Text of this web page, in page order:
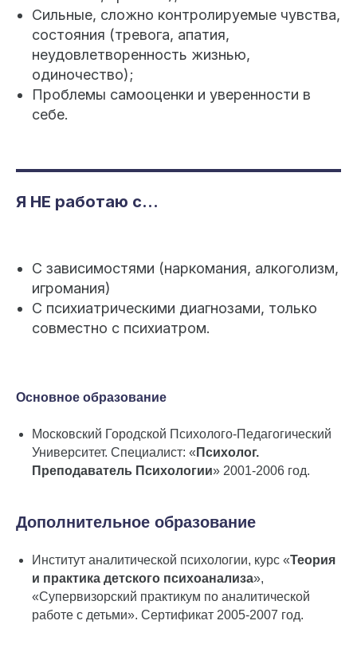
Сильные, сложно контролируемые чувства,
состояния (тревога, апатия,
неудовлетворенность жизнью,
одиночество);
Проблемы самооценки и уверенности в
себе.
Я НЕ работаю с...
С зависимостями (наркомания, алкоголизм,
игромания)
С психиатрическими диагнозами, только
совместно с психиатром.
Основное образование
Московский Городской Психолого-Педагогический
Университет. Специалист: « Психолог.
Преподаватель Психологии» 2001-2006 год.
Дополнительное образование
Институт аналитической психологии, курс «Теория
и практика детского психоанализа»,
«Супервизорский практикум по аналитической
работе с детьми». Сертификат 2005-2007 год.